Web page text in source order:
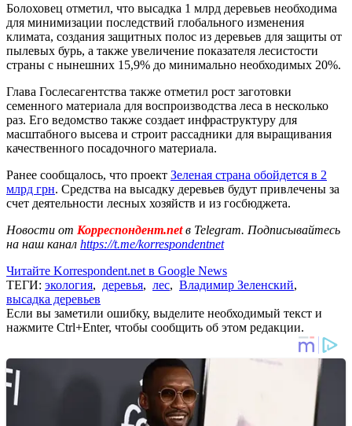
Болоховец отметил, что высадка 1 млрд деревьев необходима
для минимизации последствий глобального изменения
климата, создания защитных полос из деревьев для защиты от
пылевых бурь, а также увеличение показателя лесистости
страны с нынешних 15,9% до минимально необходимых 20%.
Глава Гослесагентства также отметил рост заготовки
семенного материала для воспроизводства леса в несколько
раз. Его ведомство также создает инфраструктуру для
масштабного высева и строит рассадники для выращивания
качественного посадочного материала.
Ранее сообщалось, что проект Зеленая страна обойдется в 2
млрд грн. Средства на высадку деревьев будут привлечены за
счет деятельности лесных хозяйств и из госбюджета.
Новости от Корреспондент.netв Telegram. Подписывайтесь
на наш канал https://t.me/korrespondentnet
Читайте Korrespondent.net в Google News
ТЕГИ: экология, деревья, лес, Владимир Зеленский,
высадка деревьев
Если вы заметили ошибку, выделите необходимый текст и
нажмите Ctrl+Enter, чтобы сообщить об этом редакции.